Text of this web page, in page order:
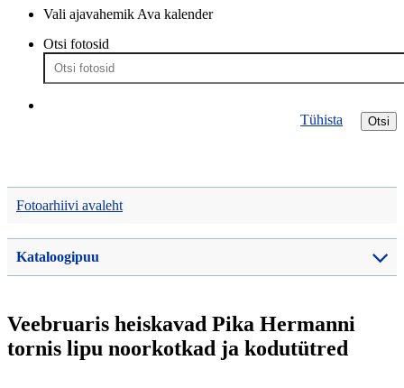
Vali ajavahemik Ava kalender
Otsi fotosid
Otsi
Tühista
Fotoarhiivi avaleht
Kataloogipuu
Veebruaris heiskavad Pika Hermanni
tornis lipu noorkotkad ja kodutütred